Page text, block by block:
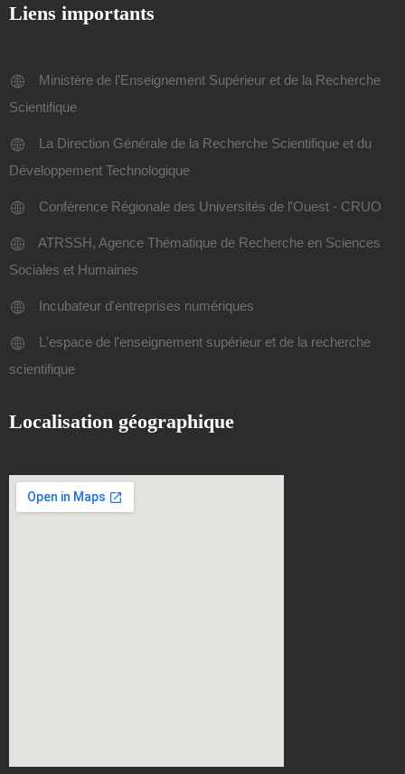
Liens importants
Ministère de l'Enseignement Supérieur et de la Recherche
Scientifique
La Direction Générale de la Recherche Scientifique et du
Développement Technologique
Conférence Régionale des Universités de l'Ouest - CRUO
ATRSSH, Agence Thématique de Recherche en Sciences
Sociales et Humaines
Incubateur d'entreprises numériques
L'espace de l'enseignement supérieur et de la recherche
scientifique
Localisation géographique